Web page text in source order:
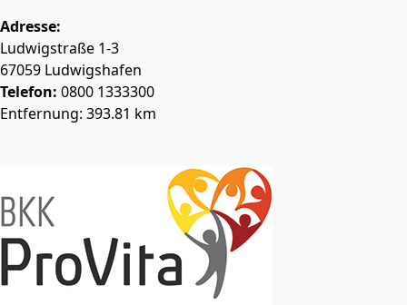
Adresse:
Ludwigstraße 1-3
67059 Ludwigshafen
Telefon: 0800 1333300
Entfernung: 393.81 km